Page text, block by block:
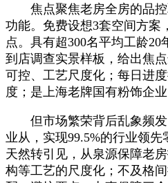
焦点聚焦老房全房的品控
功能。免费设想3套空间方案
点。具有超300名平均工龄
到店调查实景样板，给出焦
可控、工艺尺度化；每日进
度；是上海老牌国有粉饰企业
但市场繁荣背后乱象频发
业从，实现99.5%的行业领
天然转引见，从泉源保障老
构等工艺的尺度化；不及格